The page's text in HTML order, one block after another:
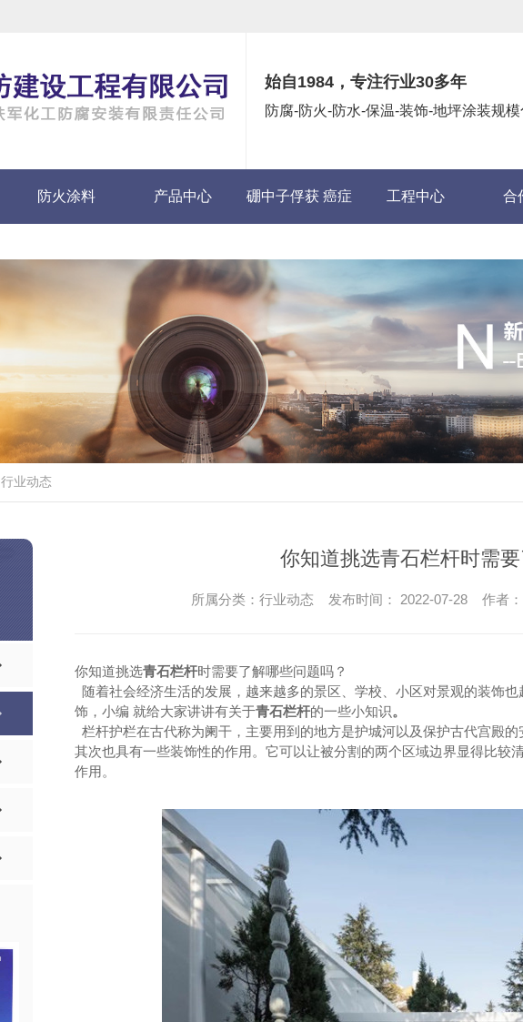
始自1984，专注行业30多年
防腐-防火-防水-保温-装饰-地坪涂装规
防火涂料 产品中心 硼中子俘获 癌症 工程中心 合
行业动态
你知道挑选青石栏杆时需
所属分类：行业动态 发布时间： 2022-07-28 作者：
你知道挑选青石栏杆时需要了解哪些问题吗？
随着社会经济生活的发展，越来越多的景区、学校、小区对景观的装饰
饰，小编 就给大家讲讲有关于青石栏杆的一些小知识。
栏杆护栏在古代称为阑干，主要用到的地方是护城河以及保护古代宫殿
其次也具有一些装饰性的作用。它可以让被分割的两个区域边界显得比较
作用。